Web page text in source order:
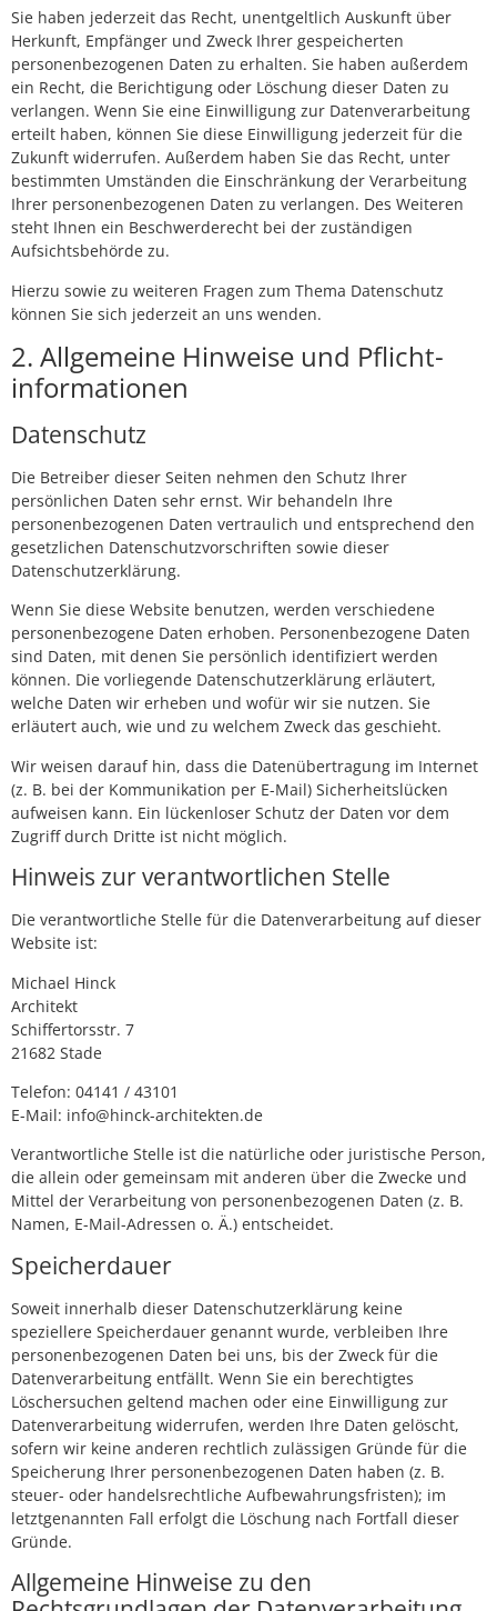
Sie haben jederzeit das Recht, unentgeltlich Auskunft über
Herkunft, Empfänger und Zweck Ihrer gespeicherten
personenbezogenen Daten zu erhalten. Sie haben außerdem
ein Recht, die Berichtigung oder Löschung dieser Daten zu
verlangen. Wenn Sie eine Einwilligung zur Datenverarbeitung
erteilt haben, können Sie diese Einwilligung jederzeit für die
Zukunft widerrufen. Außerdem haben Sie das Recht, unter
bestimmten Umständen die Einschränkung der Verarbeitung
Ihrer personenbezogenen Daten zu verlangen. Des Weiteren
steht Ihnen ein Beschwerderecht bei der zuständigen
Aufsichtsbehörde zu.
Hierzu sowie zu weiteren Fragen zum Thema Datenschutz
können Sie sich jederzeit an uns wenden.
2. Allgemeine Hinweise und Pflicht­
informationen
Datenschutz
Die Betreiber dieser Seiten nehmen den Schutz Ihrer
persönlichen Daten sehr ernst. Wir behandeln Ihre
personenbezogenen Daten vertraulich und entsprechend den
gesetzlichen Datenschutzvorschriften sowie dieser
Datenschutzerklärung.
Wenn Sie diese Website benutzen, werden verschiedene
personenbezogene Daten erhoben. Personenbezogene Daten
sind Daten, mit denen Sie persönlich identifiziert werden
können. Die vorliegende Datenschutzerklärung erläutert,
welche Daten wir erheben und wofür wir sie nutzen. Sie
erläutert auch, wie und zu welchem Zweck das geschieht.
Wir weisen darauf hin, dass die Datenübertragung im Internet
(z. B. bei der Kommunikation per E-Mail) Sicherheitslücken
aufweisen kann. Ein lückenloser Schutz der Daten vor dem
Zugriff durch Dritte ist nicht möglich.
Hinweis zur verantwortlichen Stelle
Die verantwortliche Stelle für die Datenverarbeitung auf dieser
Website ist:
Michael Hinck
Architekt
Schiffertorsstr. 7
21682 Stade
Telefon: 04141 / 43101
E-Mail: info@hinck-architekten.de
Verantwortliche Stelle ist die natürliche oder juristische Person,
die allein oder gemeinsam mit anderen über die Zwecke und
Mittel der Verarbeitung von personenbezogenen Daten (z. B.
Namen, E-Mail-Adressen o. Ä.) entscheidet.
Speicherdauer
Soweit innerhalb dieser Datenschutzerklärung keine
speziellere Speicherdauer genannt wurde, verbleiben Ihre
personenbezogenen Daten bei uns, bis der Zweck für die
Datenverarbeitung entfällt. Wenn Sie ein berechtigtes
Löschersuchen geltend machen oder eine Einwilligung zur
Datenverarbeitung widerrufen, werden Ihre Daten gelöscht,
sofern wir keine anderen rechtlich zulässigen Gründe für die
Speicherung Ihrer personenbezogenen Daten haben (z. B.
steuer- oder handelsrechtliche Aufbewahrungsfristen); im
letztgenannten Fall erfolgt die Löschung nach Fortfall dieser
Gründe.
Allgemeine Hinweise zu den